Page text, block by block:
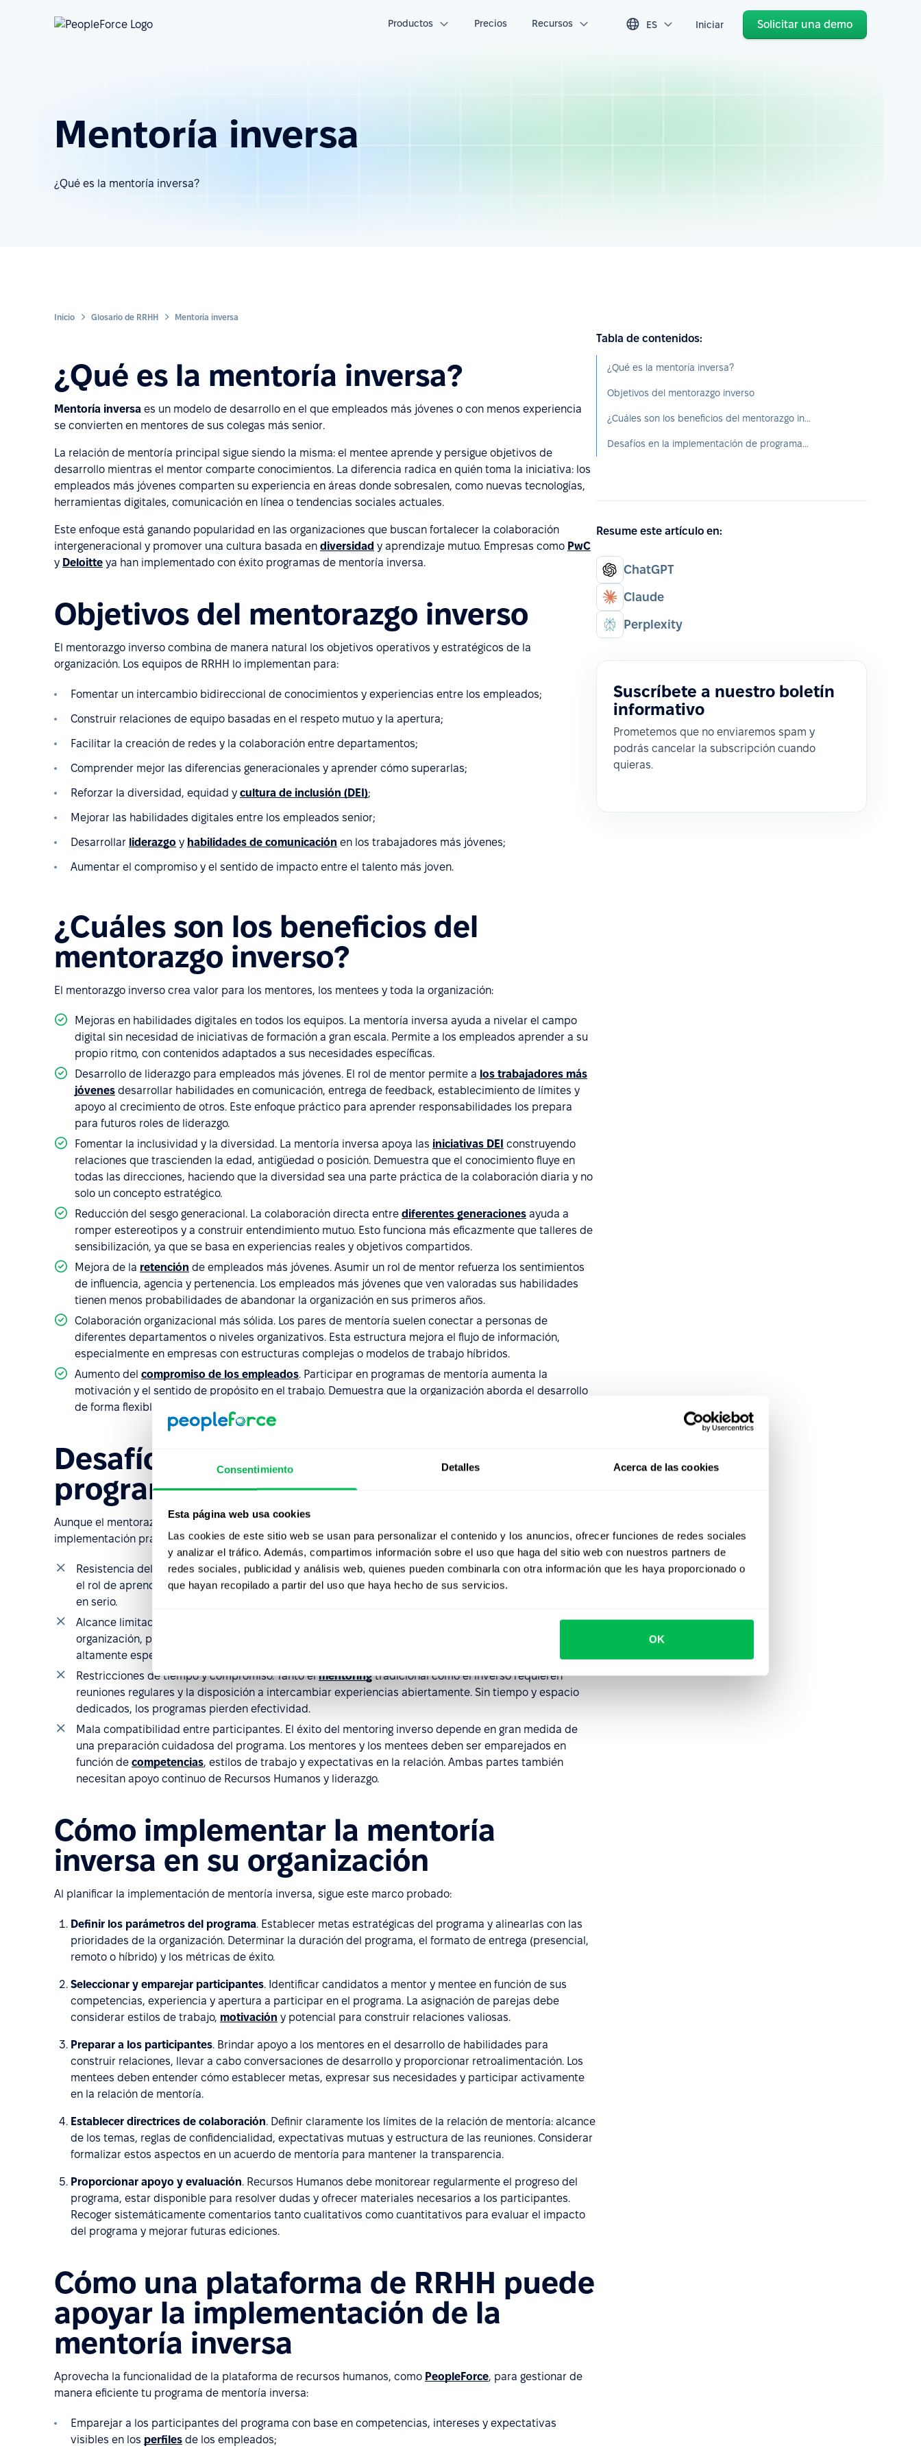
Consentimiento Detalles Acerca de las cookies
Esta página web usa cookies
Las cookies de este sitio web se usan para personalizar el contenido y los anuncios, ofrecer funciones de redes sociales
y analizar el tráfico. Además, compartimos información sobre el uso que haga del sitio web con nuestros partners de
redes sociales, publicidad y análisis web, quienes pueden combinarla con otra información que les haya proporcionado o
que hayan recopilado a partir del uso que haya hecho de sus servicios.
OK
Productos Precios Recursos ES Iniciar Solicitar una demo
Mentoría inversa
¿Qué es la mentoría inversa?
Inicio Glosario de RRHH Mentoría inversa
¿Qué es la mentoría inversa?
Mentoría inversa es un modelo de desarrollo en el que empleados más jóvenes o con menos experiencia
se convierten en mentores de sus colegas más senior.
La relación de mentoría principal sigue siendo la misma: el mentee aprende y persigue objetivos de
desarrollo mientras el mentor comparte conocimientos. La diferencia radica en quién toma la iniciativa: los
empleados más jóvenes comparten su experiencia en áreas donde sobresalen, como nuevas tecnologías,
herramientas digitales, comunicación en línea o tendencias sociales actuales.
Este enfoque está ganando popularidad en las organizaciones que buscan fortalecer la colaboración
intergeneracional y promover una cultura basada en diversidad y aprendizaje mutuo. Empresas como PwC
y Deloitte ya han implementado con éxito programas de mentoría inversa.
Objetivos del mentorazgo inverso
El mentorazgo inverso combina de manera natural los objetivos operativos y estratégicos de la
organización. Los equipos de RRHH lo implementan para:
Fomentar un intercambio bidireccional de conocimientos y experiencias entre los empleados;
Construir relaciones de equipo basadas en el respeto mutuo y la apertura;
Facilitar la creación de redes y la colaboración entre departamentos;
Comprender mejor las diferencias generacionales y aprender cómo superarlas;
Reforzar la diversidad, equidad y cultura de inclusión (DEI);
Mejorar las habilidades digitales entre los empleados senior;
Desarrollar liderazgo y habilidades de comunicación en los trabajadores más jóvenes;
Aumentar el compromiso y el sentido de impacto entre el talento más joven.
¿Cuáles son los beneficios del
mentorazgo inverso?
El mentorazgo inverso crea valor para los mentores, los mentees y toda la organización:
Mejoras en habilidades digitales en todos los equipos. La mentoría inversa ayuda a nivelar el campo
digital sin necesidad de iniciativas de formación a gran escala. Permite a los empleados aprender a su
propio ritmo, con contenidos adaptados a sus necesidades específicas.
Desarrollo de liderazgo para empleados más jóvenes. El rol de mentor permite a los trabajadores más
jóvenes desarrollar habilidades en comunicación, entrega de feedback, establecimiento de límites y
apoyo al crecimiento de otros. Este enfoque práctico para aprender responsabilidades los prepara
para futuros roles de liderazgo.
Fomentar la inclusividad y la diversidad. La mentoría inversa apoya las iniciativas DEI construyendo
relaciones que trascienden la edad, antigüedad o posición. Demuestra que el conocimiento fluye en
todas las direcciones, haciendo que la diversidad sea una parte práctica de la colaboración diaria y no
solo un concepto estratégico.
Reducción del sesgo generacional. La colaboración directa entre diferentes generaciones ayuda a
romper estereotipos y a construir entendimiento mutuo. Esto funciona más eficazmente que talleres de
sensibilización, ya que se basa en experiencias reales y objetivos compartidos.
Mejora de la retención de empleados más jóvenes. Asumir un rol de mentor refuerza los sentimientos
de influencia, agencia y pertenencia. Los empleados más jóvenes que ven valoradas sus habilidades
tienen menos probabilidades de abandonar la organización en sus primeros años.
Colaboración organizacional más sólida. Los pares de mentoría suelen conectar a personas de
diferentes departamentos o niveles organizativos. Esta estructura mejora el flujo de información,
especialmente en empresas con estructuras complejas o modelos de trabajo híbridos.
Aumento del compromiso de los empleados. Participar en programas de mentoría aumenta la
motivación y el sentido de propósito en el trabajo. Demuestra que la organización aborda el desarrollo
de forma flexible y moderna, valorando las competencias independientemente del puesto.
Desafíos en la implementación de
programas de mentoría inversa
Aunque el mentorazgo inverso se alinea bien con las necesidades organizacionales modernas en teoría, la
implementación práctica puede ser exigente. Los desafíos comunes incluyen:
Resistencia del equipo. Es posible que losprofesionales con más experienciase sientan incómodos en
el rol de aprendiz, mientras que los empleados más jóvenes podrían preocuparse por no ser tomados
en serio.
Alcance limitado del programa. Este modelo de colaboración no es factible a nivel de toda la
organización, particularmente en equipos de primera línea o en roles que requieren conocimientos
altamente especializados. Esto puede generar sentimientos de exclusión.
Restricciones de tiempo y compromiso. Tanto elmentoringtradicional como el inverso requieren
reuniones regulares y la disposición a intercambiar experiencias abiertamente. Sin tiempo y espacio
dedicados, los programas pierden efectividad.
Mala compatibilidad entre participantes. El éxito del mentoring inverso depende en gran medida de
una preparación cuidadosa del programa. Los mentores y los mentees deben ser emparejados en
función de competencias, estilos de trabajo y expectativas en la relación. Ambas partes también
necesitan apoyo continuo de Recursos Humanos y liderazgo.
Cómo implementar la mentoría
inversa en su organización
Al planificar la implementación de mentoría inversa, sigue este marco probado:
Definir los parámetros del programa. Establecer metas estratégicas del programa y alinearlas con las
prioridades de la organización. Determinar la duración del programa, el formato de entrega (presencial,
remoto o híbrido) y los métricas de éxito.
Seleccionar y emparejar participantes. Identificar candidatos a mentor y mentee en función de sus
competencias, experiencia y apertura a participar en el programa. La asignación de parejas debe
considerar estilos de trabajo, motivación y potencial para construir relaciones valiosas.
Preparar a los participantes. Brindar apoyo a los mentores en el desarrollo de habilidades para
construir relaciones, llevar a cabo conversaciones de desarrollo y proporcionar retroalimentación. Los
mentees deben entender cómo establecer metas, expresar sus necesidades y participar activamente
en la relación de mentoría.
Establecer directrices de colaboración. Definir claramente los límites de la relación de mentoría: alcance
de los temas, reglas de confidencialidad, expectativas mutuas y estructura de las reuniones. Considerar
formalizar estos aspectos en un acuerdo de mentoría para mantener la transparencia.
Proporcionar apoyo y evaluación. Recursos Humanos debe monitorear regularmente el progreso del
programa, estar disponible para resolver dudas y ofrecer materiales necesarios a los participantes.
Recoger sistemáticamente comentarios tanto cualitativos como cuantitativos para evaluar el impacto
del programa y mejorar futuras ediciones.
Cómo una plataforma de RRHH puede
apoyar la implementación de la
mentoría inversa
Aprovecha la funcionalidad de la plataforma de recursos humanos, como PeopleForce, para gestionar de
manera eficiente tu programa de mentoría inversa:
Emparejar a los participantes del programa con base en competencias, intereses y expectativas
visibles en los perfiles de los empleados;
Tabla de contenidos:
¿Qué es la mentoría inversa?
Objetivos del mentorazgo inverso
¿Cuáles son los beneficios del mentorazgo inverso?
Desafíos en la implementación de programas de mentoría inversa
Resume este artículo en:
ChatGPT
Claude
Perplexity
Suscríbete a nuestro boletín
informativo
Prometemos que no enviaremos spam y
podrás cancelar la subscripción cuando
quieras.